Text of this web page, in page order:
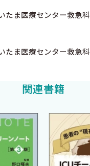
たま医療センター救急科
たま医療センター救急科
関連書籍